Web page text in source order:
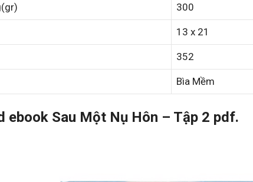
300
13 x 21
352
Bìa Mềm
ebook Sau Một Nụ Hôn – Tập 2 pdf.